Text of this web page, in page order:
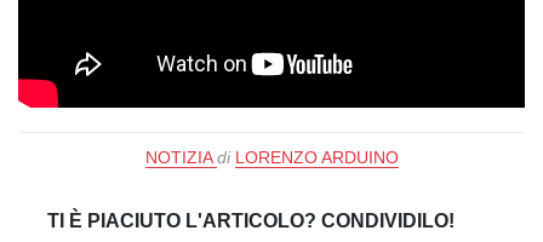
NOTIZIA di LORENZO ARDUINO
TI È PIACIUTO L'ARTICOLO? CONDIVIDILO!